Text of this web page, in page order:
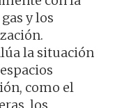
y los
la situación
como el
los